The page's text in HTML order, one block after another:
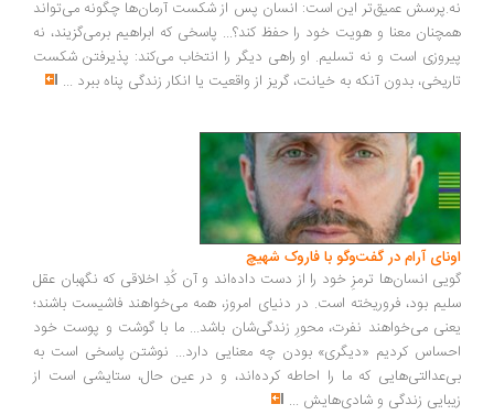
عمیق‌تر این است: انسان پس از شکست آرمان‌ها چگونه می‌تواند
معنا و هویت خود را حفظ کند؟... پاسخی که ابراهیم برمی‌گزیند، نه
است و نه تسلیم. او راهی دیگر را انتخاب می‌کند: پذیرفتن شکست
بدون آنکه به خیانت، گریز از واقعیت یا انکار زندگی پناه ببرد...
آرام در گفت‌وگو با فاروک شهیچ‭
انسان‌ها ترمزِ خود را از دست داده‌اند و آن کُدِ اخلاقی که نگهبان عقل
بود، فروریخته است. در دنیای امروز، همه می‌خواهند فاشیست باشند؛
می‌خواهند نفرت، محورِ زندگی‌شان باشد... ما با گوشت و پوست خود
کردیم «دیگری» بودن چه معنایی دارد... نوشتن پاسخی است به
که ما را احاطه کرده‌اند، و در عین حال، ستایشی است از
زندگی و شادی‌هایش...